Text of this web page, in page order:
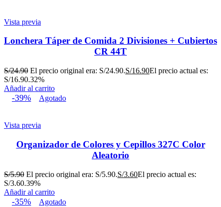
Vista previa
Lonchera Táper de Comida 2 Divisiones + Cubiertos
CR 44T
S/24.90 El precio original era: S/24.90.S/16.90El precio actual es:
S/16.90.32%
Añadir al carrito
-39% Agotado
Vista previa
Organizador de Colores y Cepillos 327C Color
Aleatorio
S/5.90 El precio original era: S/5.90.S/3.60El precio actual es:
S/3.60.39%
Añadir al carrito
-35% Agotado